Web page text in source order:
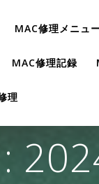
MAC修理メニュ
MAC修理記録
理